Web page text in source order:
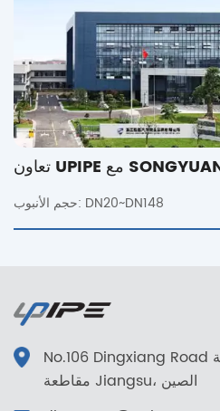
يتعلم أكثر > حجم الأنبوب:
No.106 Dingxiang Road مدينة Zhangjiagang،
مقاطعة Jiangsu، الصين